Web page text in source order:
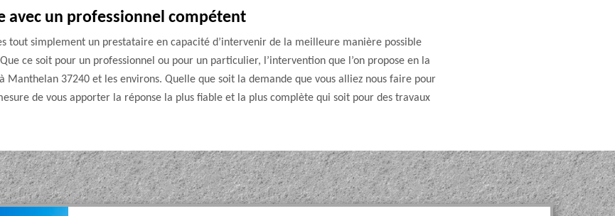
avec un professionnel compétent
tout simplement un prestataire en capacité d’intervenir de la meilleure manière possible
ce soit pour un professionnel ou pour un particulier, l’intervention que l’on propose en la
Manthelan 37240 et les environs. Quelle que soit la demande que vous alliez nous faire pour
de vous apporter la réponse la plus fiable et la plus complète qui soit pour des travaux